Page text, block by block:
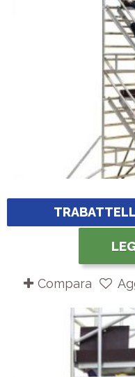
Compara